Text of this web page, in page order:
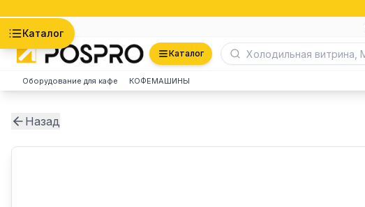
Каталог
Каталог
Оборудование для кафе КОФЕМАШИНЫ
Назад